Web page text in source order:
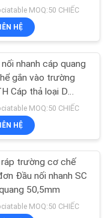
78
35
FTTH
MOQ:50 CHIẾC
HỆ
nhanh cáp quang
gắn vào trường
Cáp thả loại D
MOQ:50 CHIẾC
HỆ
ráp trường cơ chế
Đầu nối nhanh SC
50,5mm
MOQ:50 CHIẾC